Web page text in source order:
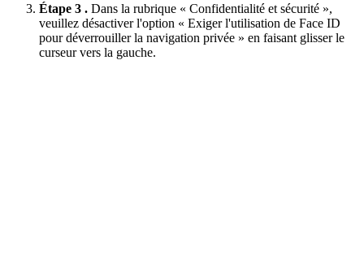
Étape 3 . Dans la rubrique « Confidentialité et sécurité »,
veuillez désactiver l'option « Exiger l'utilisation de Face ID
pour déverrouiller la navigation privée » en faisant glisser le
curseur vers la gauche.